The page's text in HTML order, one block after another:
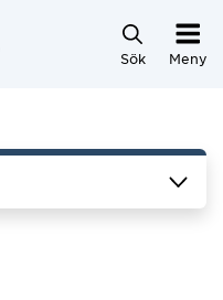
Sök Meny